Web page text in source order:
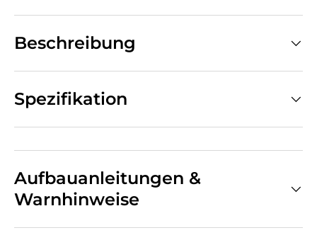
Beschreibung
Spezifikation
Aufbauanleitungen &
Warnhinweise